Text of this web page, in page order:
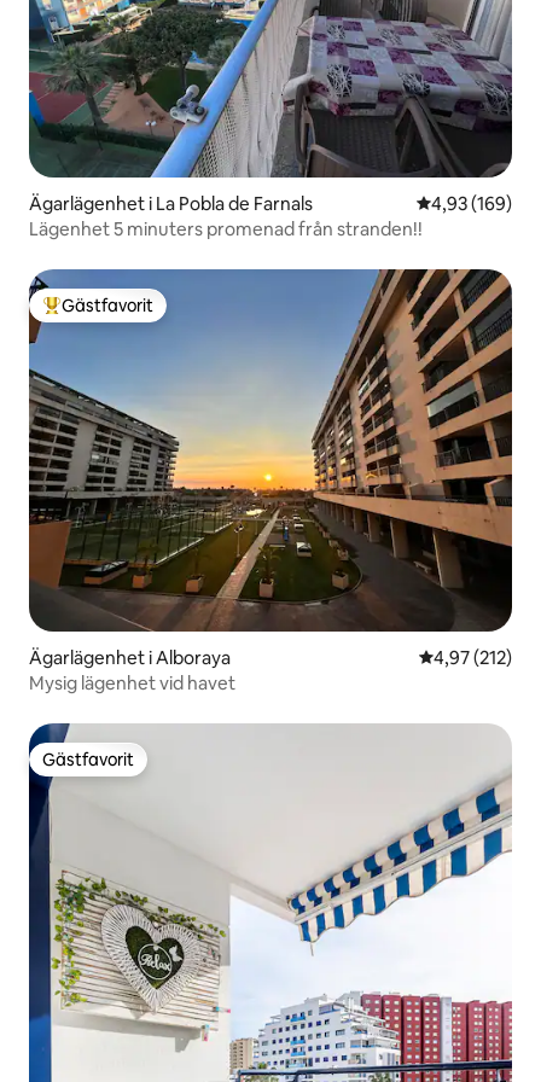
Ägarlägenhet i La Pobla de Farnals 4,93 av 5 i
4,93 (169)
Lägenhet 5 minuters promenad från stranden!!
Populär gästfavorit
Gästfavorit
Ägarlägenhet i Alboraya 4,97 av 5 i
4,97 (212)
Mysig lägenhet vid havet
Gästfavorit
Gästfavorit